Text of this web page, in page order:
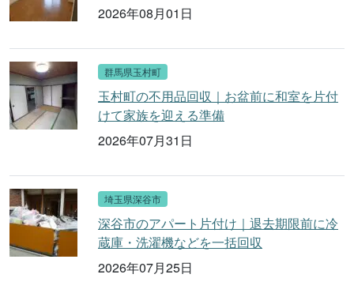
2026年08月01日
群馬県玉村町
玉村町の不用品回収｜お盆前に和室を片付
けて家族を迎える準備
2026年07月31日
埼玉県深谷市
深谷市のアパート片付け｜退去期限前に冷
蔵庫・洗濯機などを一括回収
2026年07月25日